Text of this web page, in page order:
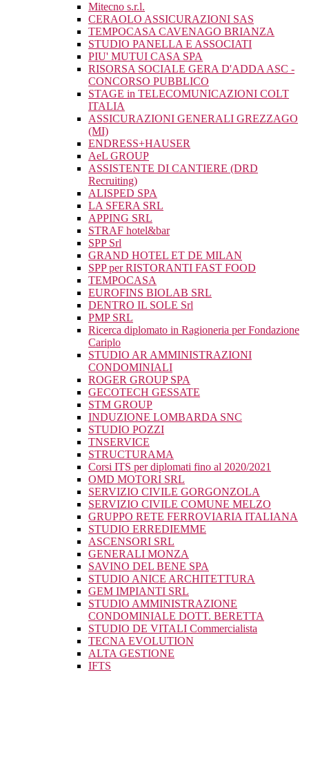
Mitecno s.r.l.
CERAOLO ASSICURAZIONI SAS
TEMPOCASA CAVENAGO BRIANZA
STUDIO PANELLA E ASSOCIATI
PIU' MUTUI CASA SPA
RISORSA SOCIALE GERA D'ADDA ASC -
CONCORSO PUBBLICO
STAGE in TELECOMUNICAZIONI COLT
ITALIA
ASSICURAZIONI GENERALI GREZZAGO
(MI)
ENDRESS+HAUSER
AeL GROUP
ASSISTENTE DI CANTIERE (DRD
Recruiting)
ALISPED SPA
LA SFERA SRL
APPING SRL
STRAF hotel&bar
SPP Srl
GRAND HOTEL ET DE MILAN
SPP per RISTORANTI FAST FOOD
TEMPOCASA
EUROFINS BIOLAB SRL
DENTRO IL SOLE Srl
PMP SRL
Ricerca diplomato in Ragioneria per Fondazione
Cariplo
STUDIO AR AMMINISTRAZIONI
CONDOMINIALI
ROGER GROUP SPA
GECOTECH GESSATE
STM GROUP
INDUZIONE LOMBARDA SNC
STUDIO POZZI
TNSERVICE
STRUCTURAMA
Corsi ITS per diplomati fino al 2020/2021
OMD MOTORI SRL
SERVIZIO CIVILE GORGONZOLA
SERVIZIO CIVILE COMUNE MELZO
GRUPPO RETE FERROVIARIA ITALIANA
STUDIO ERREDIEMME
ASCENSORI SRL
GENERALI MONZA
SAVINO DEL BENE SPA
STUDIO ANICE ARCHITETTURA
GEM IMPIANTI SRL
STUDIO AMMINISTRAZIONE
CONDOMINIALE DOTT. BERETTA
STUDIO DE VITALI Commercialista
TECNA EVOLUTION
ALTA GESTIONE
IFTS